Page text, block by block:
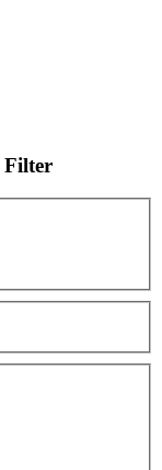
Filter